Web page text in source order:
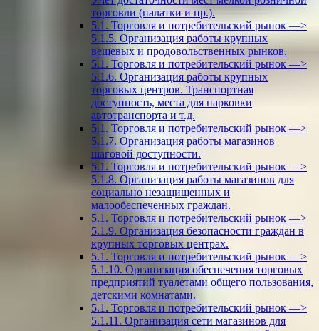
торговли (палатки и пр.).
5.1. Торговля и потребительский рынок —>
5.1.5. Организация работы крупных
вещевых и продовольственных рынков.
5.1. Торговля и потребительский рынок —>
5.1.6. Организация работы крупных
торговых центров. Транспортная
доступность, места для парковки
автотранспорта и т.д.
5.1. Торговля и потребительский рынок —>
5.1.7. Организация работы магазинов
шаговой доступности.
5.1. Торговля и потребительский рынок —>
5.1.8. Организация работы магазинов для
социально незащищенных и
малообеспеченных граждан.
5.1. Торговля и потребительский рынок —>
5.1.9. Организация безопасности граждан в
крупных торговых центрах.
5.1. Торговля и потребительский рынок —>
5.1.10. Организация обеспечения торговых
предприятий туалетами общего пользования,
детскими комнатами.
5.1. Торговля и потребительский рынок —>
5.1.11. Организация сети магазинов для